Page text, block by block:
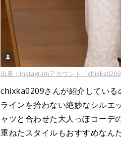
出典：Instagramアカウント「chixka0209
chixka0209さんが紹介している
ラインを拾わない絶妙なシルエ
ャツと合わせた大人っぽコーデ
重ねたスタイルもおすすめなん